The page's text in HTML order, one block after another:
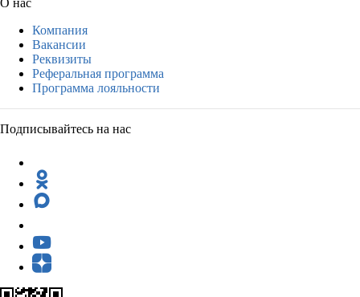
Компания
Вакансии
Реквизиты
Реферальная программа
Программа лояльности
Подписывайтесь на нас